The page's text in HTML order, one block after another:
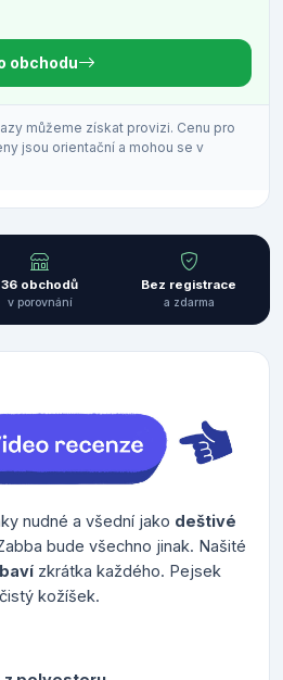
obchodu
můžeme získat provizi. Cenu pro
jsou orientační a mohou se v
36 obchodů
v porovnání
Bez registrace
a zdarma
nudné a všední jako deštivé
bude všechno jinak. Našité
zkrátka každého. Pejsek
kožíšek.